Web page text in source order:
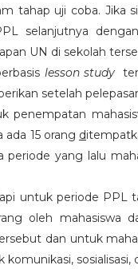
tahap uji coba. Jika
selanjutnya
UN di sekolah
lesson study
setelah
15 orang d
periode yang lalu
untuk periode PPL
oleh mahasiswa
dan untuk
sosialisasi,